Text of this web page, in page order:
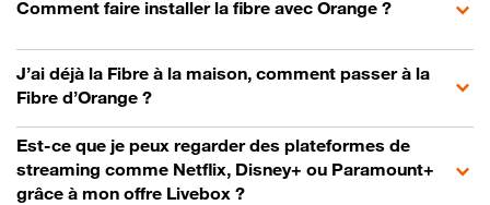
Comment faire installer la fibre avec Orange ?
J’ai déjà la Fibre à la maison, comment passer à la
Fibre d’Orange ?
Est-ce que je peux regarder des plateformes de
streaming comme Netflix, Disney+ ou Paramount+
grâce à mon offre Livebox ?